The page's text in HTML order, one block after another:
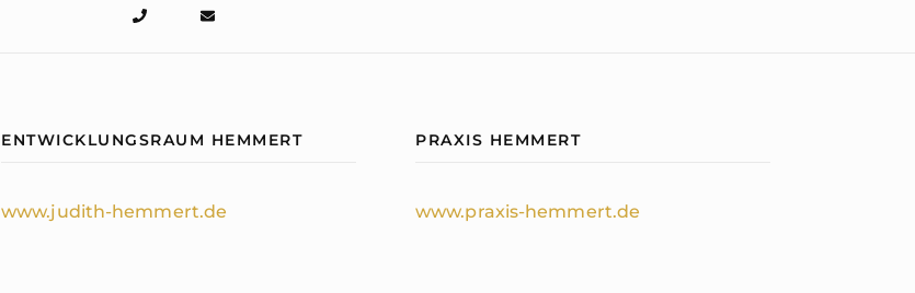
ENTWICKLUNGSRAUM HEMMERT
www.judith-hemmert.de
PRAXIS HEMMERT
www.praxis-hemmert.de